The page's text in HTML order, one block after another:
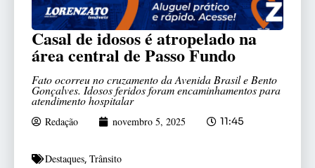
Casal de idosos é atropelado na
área central de Passo Fundo
Fato ocorreu no cruzamento da Avenida Brasil e Bento
Gonçalves. Idosos feridos foram encaminhamentos para
atendimento hospitalar
Redação novembro 5, 2025 11:45
Destaques, Trânsito